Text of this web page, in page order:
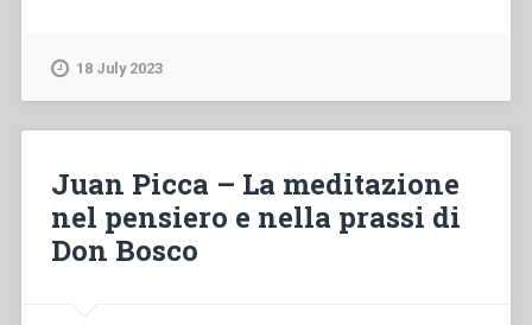
18 July 2023
Juan Picca – La meditazione
nel pensiero e nella prassi di
Don Bosco